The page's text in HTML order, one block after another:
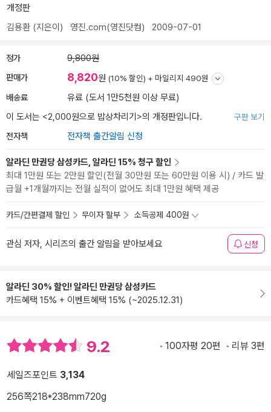
개정판
김용환 (지은이) 영진.com(영진닷컴) 2009-07-01
정가 9,800원
판매가 8,820원 (10% 할인) + 마일리지 490원
배송료
유료 (도서 1만5천원 이상 무료)
이 도서는 <2,000원으로 밥상차리기 >의 개정판입니다. 구판 보기
전자책 전자책 출간알림 신청
알라딘 만권당 삼성카드, 알라딘 15% 청구 할인
최대 1만원 또는 2만원 할인(전월 30만원 또는 60만원 이용 시) / 카드 발
급월 +1개월까지는 전월 실적이 없어도 최대 1만원 혜택 제공
카드/간편결제 할인 무이자 할부 소득공제 400원
관심 저자, 시리즈의 출간 알림을 받아보세요 신청
알라딘 30% 할인! 알라딘 만권당 삼성카드
카드혜택 15% + 이벤트혜택 15% (~2025.12.31)
9.2 100자평 20편 리뷰 3편
세일즈포인트 3,134
256쪽218*238mm720g